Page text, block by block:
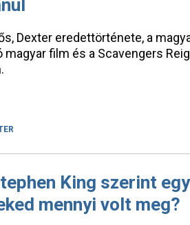
Dexter eredettörténete, a
film és a Scavengers
King szerint
mennyi volt meg?